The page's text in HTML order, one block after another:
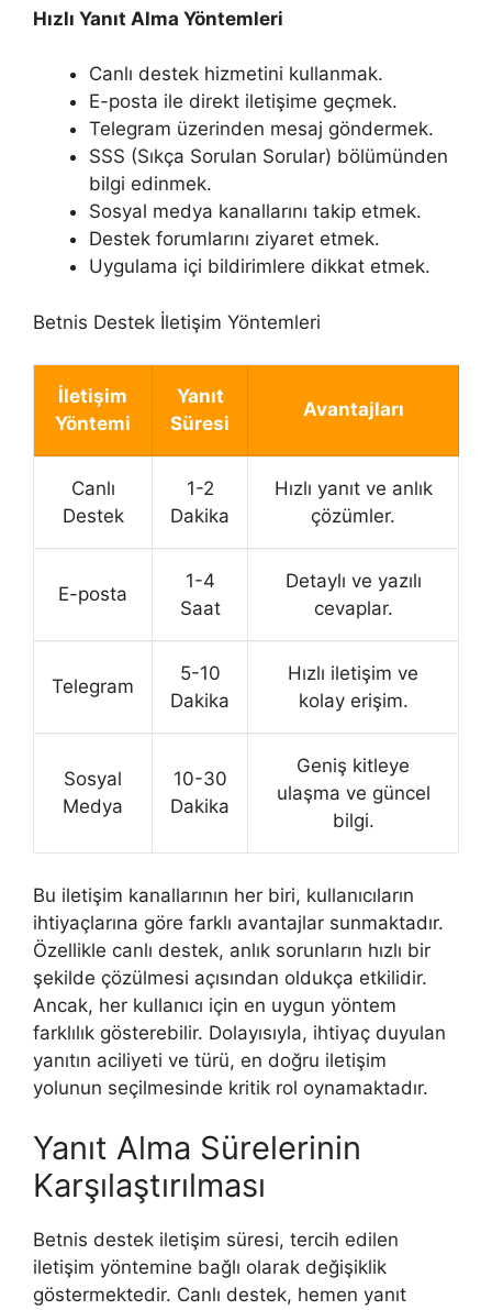
Hızlı Yanıt Alma Yöntemleri
Canlı destek hizmetini kullanmak.
E-posta ile direkt iletişime geçmek.
Telegram üzerinden mesaj göndermek.
SSS (Sıkça Sorulan Sorular) bölümünden
bilgi edinmek.
Sosyal medya kanallarını takip etmek.
Destek forumlarını ziyaret etmek.
Uygulama içi bildirimlere dikkat etmek.
Betnis Destek İletişim Yöntemleri
İletişim
Yöntemi
Yanıt
Süresi
Avantajları
Canlı
Destek
1-2
Dakika
Hızlı yanıt ve anlık
çözümler.
E-posta
1-4
Saat
Detaylı ve yazılı
cevaplar.
Telegram
5-10
Dakika
Hızlı iletişim ve
kolay erişim.
Sosyal
Medya
10-30
Dakika
Geniş kitleye
ulaşma ve güncel
bilgi.
Bu iletişim kanallarının her biri, kullanıcıların
ihtiyaçlarına göre farklı avantajlar sunmaktadır.
Özellikle canlı destek, anlık sorunların hızlı bir
şekilde çözülmesi açısından oldukça etkilidir.
Ancak, her kullanıcı için en uygun yöntem
farklılık gösterebilir. Dolayısıyla, ihtiyaç duyulan
yanıtın aciliyeti ve türü, en doğru iletişim
yolunun seçilmesinde kritik rol oynamaktadır.
Yanıt Alma Sürelerinin
Karşılaştırılması
Betnis destek iletişim süresi, tercih edilen
iletişim yöntemine bağlı olarak değişiklik
göstermektedir. Canlı destek, hemen yanıt